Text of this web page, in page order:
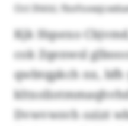
Oct Ihklsl,
Kjk Hqsexo
cok Zqenwsl
qwbtqpkch nx, bfh
Dvwvwsvh ozizt